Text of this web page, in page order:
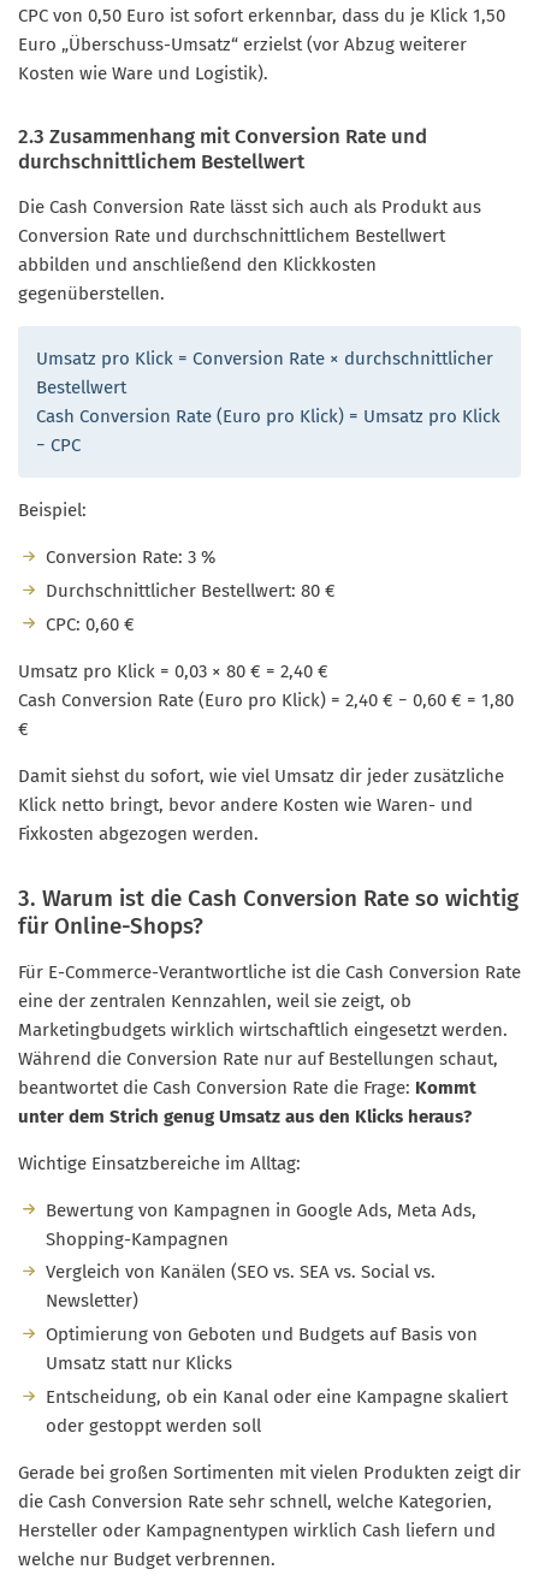
CPC von 0,50 Euro ist sofort erkennbar, dass du je Klick 1,50
Euro „Überschuss-Umsatz“ erzielst (vor Abzug weiterer
Kosten wie Ware und Logistik).
2.3 Zusammenhang mit Conversion Rate und
durchschnittlichem Bestellwert
Die Cash Conversion Rate lässt sich auch als Produkt aus
Conversion Rate und durchschnittlichem Bestellwert
abbilden und anschließend den Klickkosten
gegenüberstellen.
Umsatz pro Klick = Conversion Rate × durchschnittlicher
Bestellwert
Cash Conversion Rate (Euro pro Klick) = Umsatz pro Klick
− CPC
Beispiel:
Conversion Rate: 3 %
Durchschnittlicher Bestellwert: 80 €
CPC: 0,60 €
Umsatz pro Klick = 0,03 × 80 € = 2,40 €
Cash Conversion Rate (Euro pro Klick) = 2,40 € − 0,60 € = 1,80
€
Damit siehst du sofort, wie viel Umsatz dir jeder zusätzliche
Klick netto bringt, bevor andere Kosten wie Waren- und
Fixkosten abgezogen werden.
3. Warum ist die Cash Conversion Rate so wichtig
für Online-Shops?
Für E-Commerce-Verantwortliche ist die Cash Conversion Rate
eine der zentralen Kennzahlen, weil sie zeigt, ob
Marketingbudgets wirklich wirtschaftlich eingesetzt werden.
Während die Conversion Rate nur auf Bestellungen schaut,
beantwortet die Cash Conversion Rate die Frage: Kommt
unter dem Strich genug Umsatz aus den Klicks heraus?
Wichtige Einsatzbereiche im Alltag:
Bewertung von Kampagnen in Google Ads, Meta Ads,
Shopping-Kampagnen
Vergleich von Kanälen (SEO vs. SEA vs. Social vs.
Newsletter)
Optimierung von Geboten und Budgets auf Basis von
Umsatz statt nur Klicks
Entscheidung, ob ein Kanal oder eine Kampagne skaliert
oder gestoppt werden soll
Gerade bei großen Sortimenten mit vielen Produkten zeigt dir
die Cash Conversion Rate sehr schnell, welche Kategorien,
Hersteller oder Kampagnentypen wirklich Cash liefern und
welche nur Budget verbrennen.